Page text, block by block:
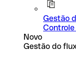
Gestão
Novo
Gestão do